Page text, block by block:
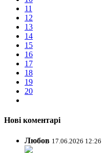
11
12
13
14
15
16
17
18
19
20
Нові коментарі
Любов 17.06.2026 12:26